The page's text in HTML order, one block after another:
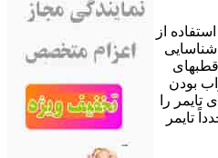
از
ﺷﻨﺎﺳﺎﯾﯽ
قطبهای
ﺑﻮدن
را
ﺗﺎﯾﻤﺮ